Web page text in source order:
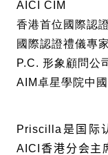
AICI CIM
香港首位國際認
國際認證禮儀專家
P.C. 形象顧問公
AIM卓星學院中
Priscilla 是国际
AICI 香港分会主